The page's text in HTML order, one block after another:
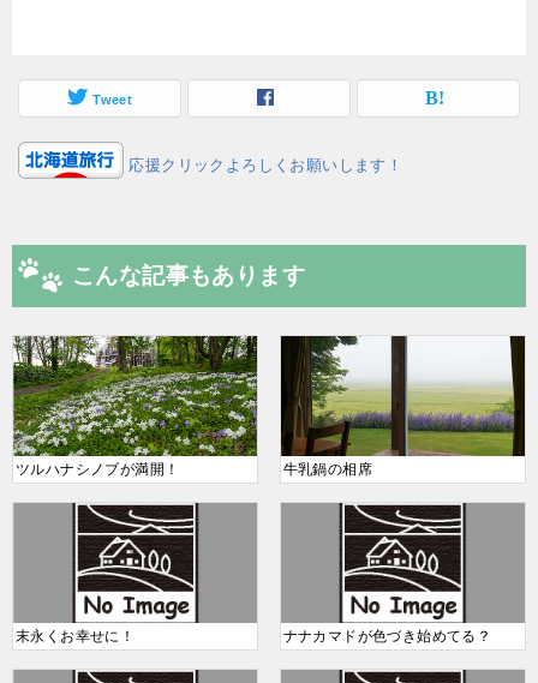
Tweet
応援クリックよろしくお願いします！
こんな記事もあります
ツルハナシノブが満開！ 牛乳鍋の相席
末永くお幸せに！ ナナカマドが色づき始めてる？